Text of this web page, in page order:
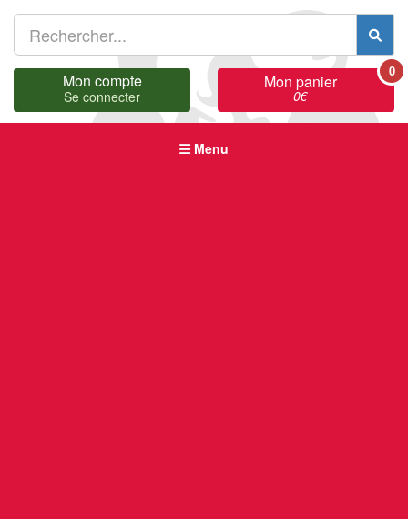
Mon compte
Se connecter
Mon panier
0€
0
Menu